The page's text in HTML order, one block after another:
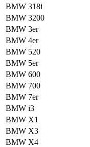
BMW 318i
BMW 3200
BMW 3er
BMW 4er
BMW 520
BMW 5er
BMW 600
BMW 700
BMW 7er
BMW i3
BMW X1
BMW X3
BMW X4